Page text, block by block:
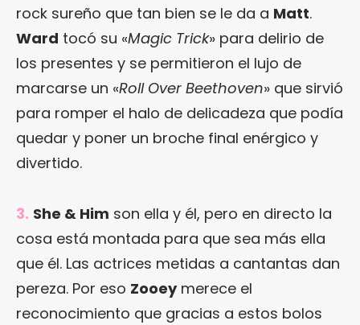
rock sureño que tan bien se le da a Matt.
Ward tocó su «Magic Trick» para delirio de
los presentes y se permitieron el lujo de
marcarse un «Roll Over Beethoven» que sirvió
para romper el halo de delicadeza que podía
quedar y poner un broche final enérgico y
divertido.
3. She & Him son ella y él, pero en directo la
cosa está montada para que sea más ella
que él. Las actrices metidas a cantantas dan
pereza. Por eso Zooeymerece el
reconocimiento que gracias a estos bolos